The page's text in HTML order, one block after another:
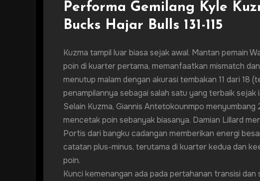
Performa Gemilang Kyle
Bucks Hajar Bulls 131-115
Kuzma tampil luar biasa sejak awal. Mantan pemain
poin di kuarter pertama, memanfaatkan mismatch
menutup malam dengan akurasi tembakan 11 dari 18
penampilannya sebagai salah satu yang terbaik sejak
Selain Kuzma, Giannis Antetokounmpo
mencetak poin sebanyak biasanya. Damian Lillard
Portis dari bangku cadangan memberikan energi
catatan plus-minus, terutama di kuarter kedua dan
poin.
Kunci kemenangan ada pada pertahanan transisi